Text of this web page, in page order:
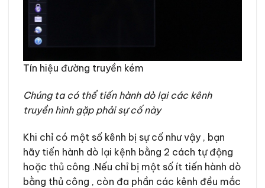
Tín hiệu đường truyền kém
Chúng ta có thể tiến hành dò lại các kênh
truyền hình gặp phải sự cố này
Khi chỉ có một số kênh bị sự cố như vậy , bạn
hãy tiến hành dò lại kệnh bằng 2 cách tự động
hoặc thủ công .Nếu chỉ bị một số ít tiến hành dò
bằng thủ công , còn đa phần các kênh đều mắc